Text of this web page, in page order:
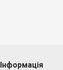
Інформація